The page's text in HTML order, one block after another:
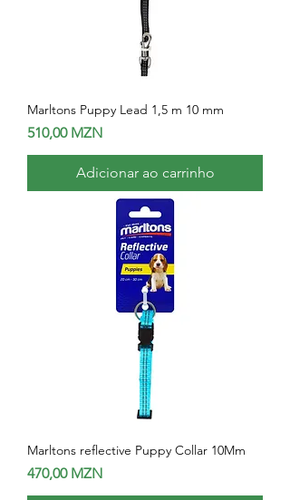
Marltons Puppy Lead 1,5 m 10 mm
Preço
510,00 MZN
Adicionar ao carrinho
Marltons reflective Puppy Collar 10Mm
Preço
470,00 MZN